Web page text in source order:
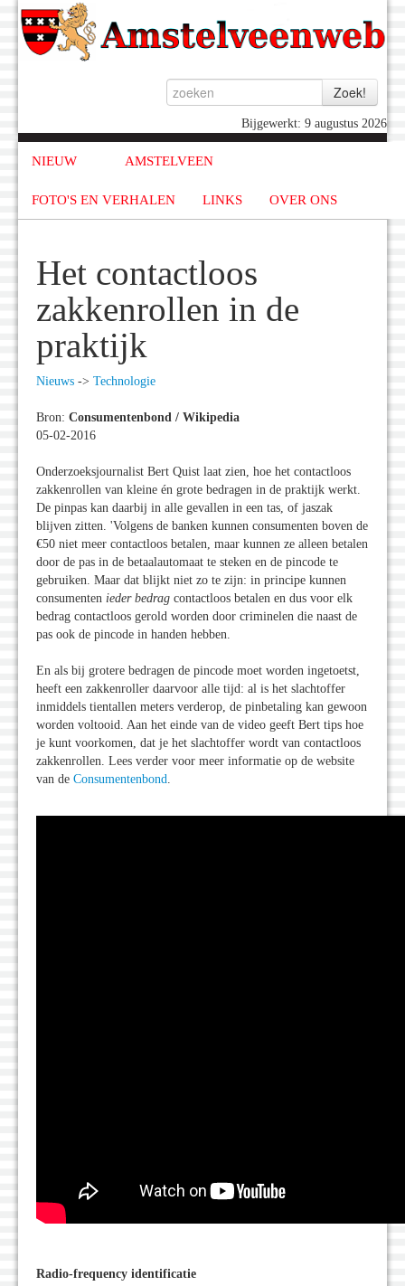
Bijgewerkt: 9 augustus 2026
NIEUW AMSTELVEEN
FOTO'S EN VERHALEN LINKS OVER ONS
Het contactloos
zakkenrollen in de
praktijk
Nieuws -> Technologie
Bron: Consumentenbond / Wikipedia
05-02-2016
Onderzoeksjournalist Bert Quist laat zien, hoe het contactloos
zakkenrollen van kleine én grote bedragen in de praktijk werkt.
De pinpas kan daarbij in alle gevallen in een tas, of jaszak
blijven zitten. 'Volgens de banken kunnen consumenten boven de
€50 niet meer contactloos betalen, maar kunnen ze alleen betalen
door de pas in de betaalautomaat te steken en de pincode te
gebruiken. Maar dat blijkt niet zo te zijn: in principe kunnen
consumenten ieder bedrag contactloos betalen en dus voor elk
bedrag contactloos gerold worden door criminelen die naast de
pas ook de pincode in handen hebben.
En als bij grotere bedragen de pincode moet worden ingetoetst,
heeft een zakkenroller daarvoor alle tijd: al is het slachtoffer
inmiddels tientallen meters verderop, de pinbetaling kan gewoon
worden voltooid. Aan het einde van de video geeft Bert tips hoe
je kunt voorkomen, dat je het slachtoffer wordt van contactloos
zakkenrollen. Lees verder voor meer informatie op de website
van de Consumentenbond.
Radio-frequency identificatie